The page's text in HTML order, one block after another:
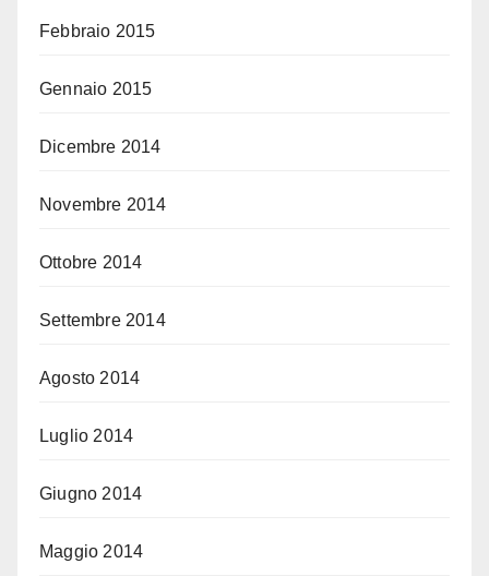
Febbraio 2015
Gennaio 2015
Dicembre 2014
Novembre 2014
Ottobre 2014
Settembre 2014
Agosto 2014
Luglio 2014
Giugno 2014
Maggio 2014